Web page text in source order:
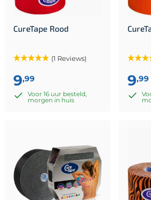
CureTape Rood
(1 Reviews)
9,99
Voor 16 uur besteld,
morgen in huis
9,99